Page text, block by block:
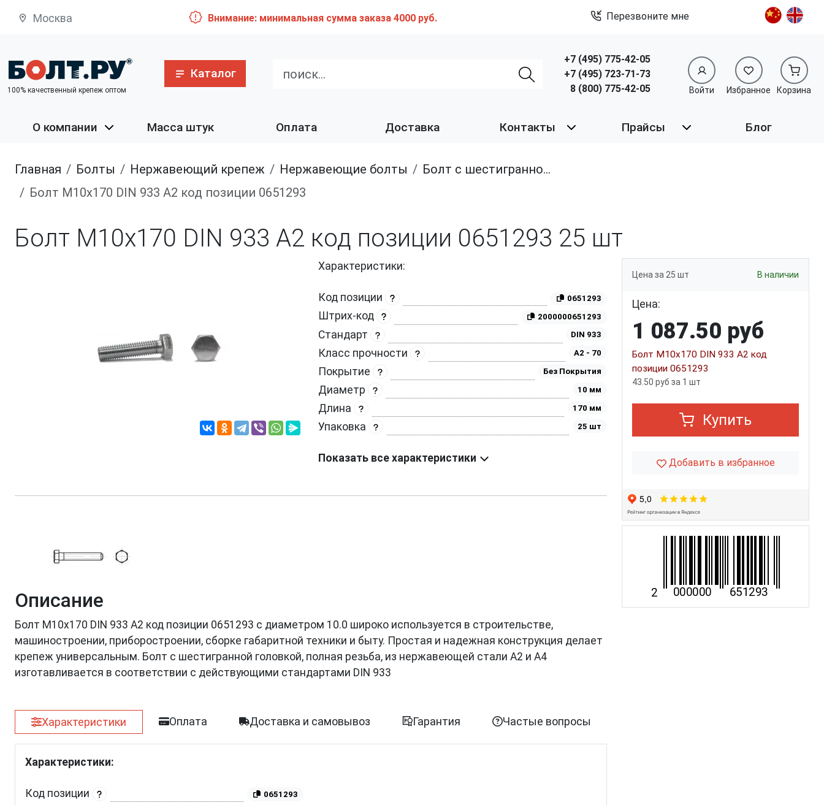
Москва Внимание: минимальная сумма заказа 4000 руб. Перезвоните мне
100% качественный крепеж оптом
Каталог
+7 (495) 775-42-05
+7 (495) 723-71-73
8 (800) 775-42-05
Войти Избранное Корзина
О компании Масса штук Оплата Доставка Контакты Прайсы Блог
Главная болты нержавеющий крепеж нержавеющие болты
Болт с шестигранной головкой, полная резьба, из нержавеющей стали A2 и A4
Болт М10х170 DIN 933 A2 код позиции 0651293
Болт М10х170 DIN 933 A2 код позиции 0651293 25 шт
Характеристики:
Код позиции 0651293
Штрих-код 2000000651293
Стандарт DIN 933
Класс прочности A2 - 70
Покрытие Без Покрытия
Диаметр 10 мм
Длина 170 мм
Упаковка 25 шт
Показать все характеристики
Описание
Болт М10х170 DIN 933 A2 код позиции 0651293 с диаметром 10.0 широко используется в строительстве,
машиностроении, приборостроении, сборке габаритной техники и быту. Простая и надежная конструкция делает
крепеж универсальным. Болт с шестигранной головкой, полная резьба, из нержавеющей стали A2 и A4
изготавливается в соответствии с действующими стандартами DIN 933
Характеристики Оплата Доставка и самовывоз Гарантия Частые вопросы
Характеристики:
Код позиции 0651293
Цена за 25 шт В наличии
Цена:
1 087.50 руб
Болт М10х170 DIN 933 A2 код
позиции 0651293
43.50 руб за 1 шт
Купить
Добавить в избранное